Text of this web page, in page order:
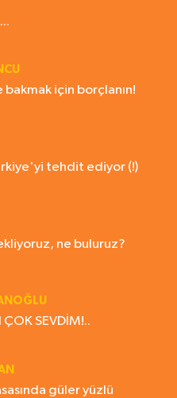
bakmak için borçlanın!
tehdit ediyor (!)
ne buluruz?
ÇOK SEVDİM!..
güler yüzlü